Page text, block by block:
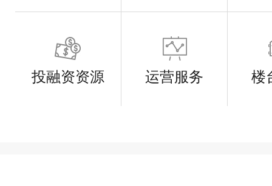
投融资资源 运营服务 楼